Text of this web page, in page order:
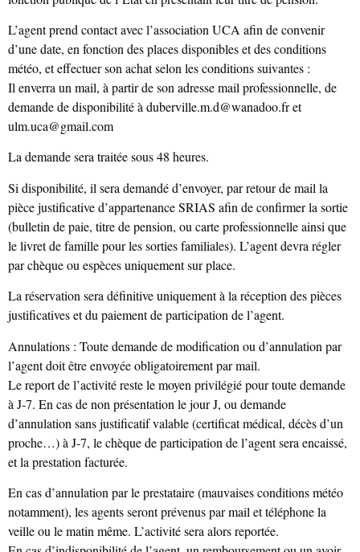
L’agent prend contact avec l’association UCA afin de convenir
d’une date, en fonction des places disponibles et des conditions
météo, et effectuer son achat selon les conditions suivantes :
Il enverra un mail, à partir de son adresse mail professionnelle, de
demande de disponibilité à duberville.m.d@wanadoo.fr et
ulm.uca@gmail.com
La demande sera traitée sous 48 heures.
Si disponibilité, il sera demandé d’envoyer, par retour de mail la
pièce justificative d’appartenance SRIAS afin de confirmer la sortie
(bulletin de paie, titre de pension, ou carte professionnelle ainsi que
le livret de famille pour les sorties familiales). L’agent devra régler
par chèque ou espèces uniquement sur place.
La réservation sera définitive uniquement à la réception des pièces
justificatives et du paiement de participation de l’agent.
Annulations : Toute demande de modification ou d’annulation par
l’agent doit être envoyée obligatoirement par mail.
Le report de l’activité reste le moyen privilégié pour toute demande
à J‑7. En cas de non présentation le jour J, ou demande
d’annulation sans justificatif valable (certificat médical, décès d’un
proche…) à J‑7, le chèque de participation de l’agent sera encaissé,
et la prestation facturée.
En cas d’annulation par le prestataire (mauvaises conditions météo
notamment), les agents seront prévenus par mail et téléphone la
veille ou le matin même. L’activité sera alors reportée.